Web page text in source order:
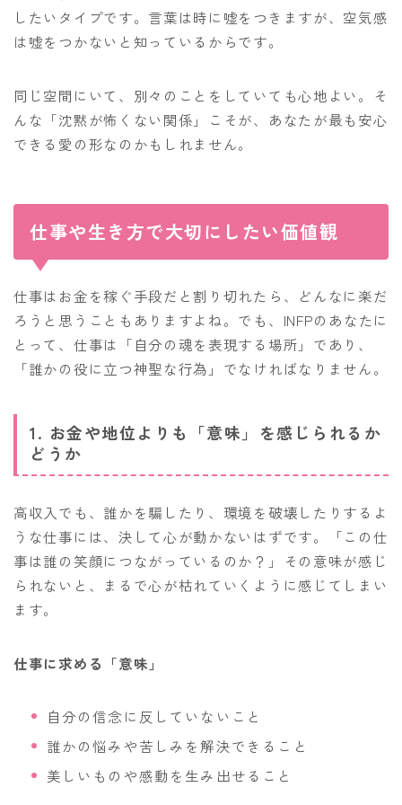
したいタイプです。言葉は時に嘘をつきますが、空気感
は嘘をつかないと知っているからです。
同じ空間にいて、別々のことをしていても心地よい。そ
んな「沈黙が怖くない関係」こそが、あなたが最も安心
できる愛の形なのかもしれません。
仕事や生き方で大切にしたい価値観
仕事はお金を稼ぐ手段だと割り切れたら、どんなに楽だ
ろうと思うこともありますよね。でも、INFPのあなたに
とって、仕事は「自分の魂を表現する場所」であり、
「誰かの役に立つ神聖な行為」でなければなりません。
1. お金や地位よりも「意味」を感じられるか
どうか
高収入でも、誰かを騙したり、環境を破壊したりするよ
うな仕事には、決して心が動かないはずです。「この仕
事は誰の笑顔につながっているのか？」その意味が感じ
られないと、まるで心が枯れていくように感じてしまい
ます。
仕事に求める「意味」
自分の信念に反していないこと
誰かの悩みや苦しみを解決できること
美しいものや感動を生み出せること